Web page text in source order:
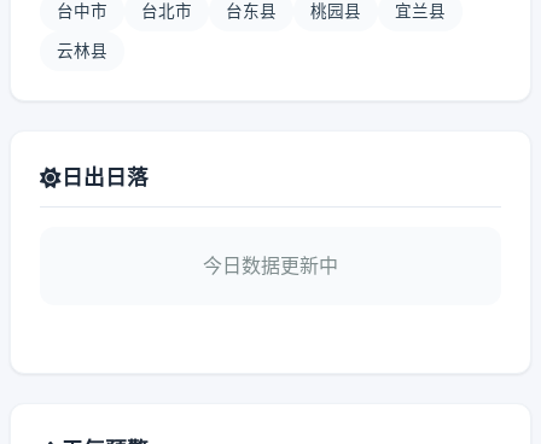
台中市 台北市 台东县 桃园县 宜兰县
云林县
日出日落
今日数据更新中